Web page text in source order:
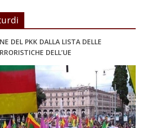
DEL PKK DALLA LISTA DELLE
DELL’UE